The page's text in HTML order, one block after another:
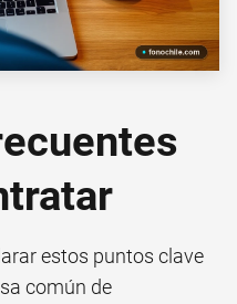
estos puntos clave
común de